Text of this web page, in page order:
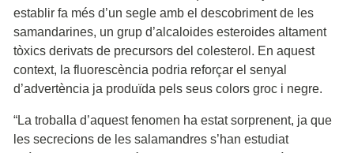
establir fa més d’un segle amb el descobriment de les
samandarines, un grup d’alcaloides esteroides altament
tòxics derivats de precursors del colesterol. En aquest
context, la fluorescència podria reforçar el senyal
d’advertència ja produïda pels seus colors groc i negre.
“La troballa d’aquest fenomen ha estat sorprenent, ja que
les secrecions de les salamandres s’han estudiat